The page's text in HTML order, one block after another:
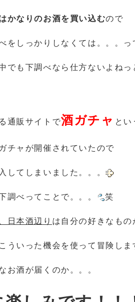
かなりのお酒を買い込むので
をしっかりしなくては。。。っ
でも下調べなら仕方ないよね
通販サイトで酒ガチャ と
チャが開催されていたので
してしまいました。。。
調べってことで。。。 笑
日本酒辺り は自分の好きなも
ういった機会を使って冒険しま
お酒が届くのか。。。